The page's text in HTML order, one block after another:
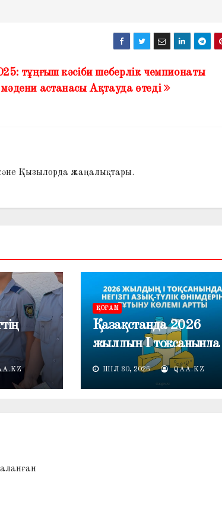
тұңғыш кәсіби шеберлік чемпионаты
мәдени астанасы Ақтауда өтеді
Қызылорда жаңалықтары.
ҚОҒАМ
Қазақстанда 2026
жылдың I тоқсанында
негізгі азық-түлік
өнімдерін тұтыну көлемі
ШІЛ 30, 2026 QAA.KZ